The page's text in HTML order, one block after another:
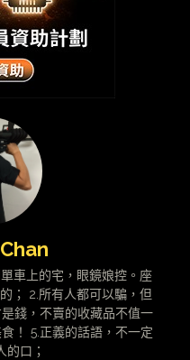
車上的宅，眼鏡娘控。座
； 2.所有人都可以騙，但
錢，不賣的收藏品不值一
！ 5.正義的話語，不一定
的口；